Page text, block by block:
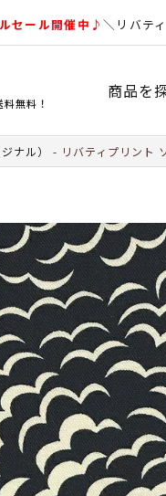
セール開催中♪＼リバテ
無料！
商品を
ナル） リバティプリント